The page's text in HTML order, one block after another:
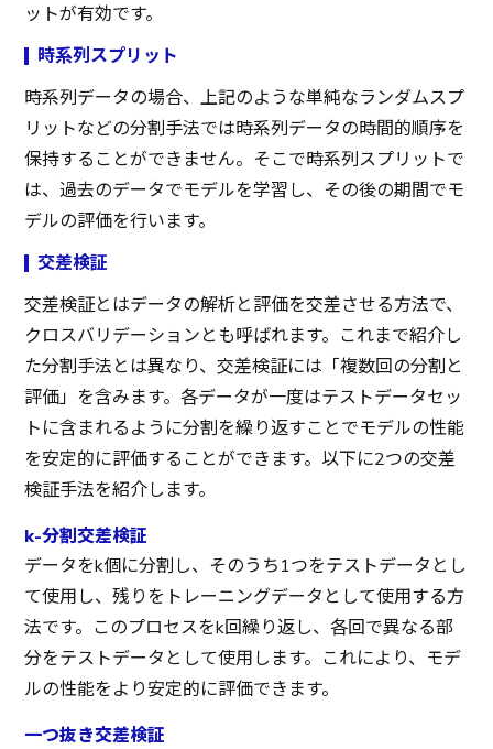
ットが有効です。
時系列スプリット
時系列データの場合、上記のような単純なランダムスプ
リットなどの分割手法では時系列データの時間的順序を
保持することができません。そこで時系列スプリットで
は、過去のデータでモデルを学習し、その後の期間でモ
デルの評価を行います。
交差検証
交差検証とはデータの解析と評価を交差させる方法で、
クロスバリデーションとも呼ばれます。これまで紹介し
た分割手法とは異なり、交差検証には「複数回の分割と
評価」を含みます。各データが一度はテストデータセッ
トに含まれるように分割を繰り返すことでモデルの性能
を安定的に評価することができます。以下に2つの交差
検証手法を紹介します。
k-分割交差検証
データをk個に分割し、そのうち1つをテストデータとし
て使用し、残りをトレーニングデータとして使用する方
法です。このプロセスをk回繰り返し、各回で異なる部
分をテストデータとして使用します。これにより、モデ
ルの性能をより安定的に評価できます。
一つ抜き交差検証